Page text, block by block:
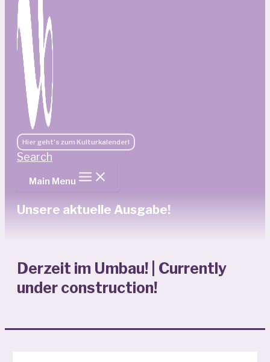
Hier geht's zum Kulturkalender!
Search
Main Menu
Unsere aktuelle Ausgabe!
Derzeit im Umbau! | Currently
under construction!